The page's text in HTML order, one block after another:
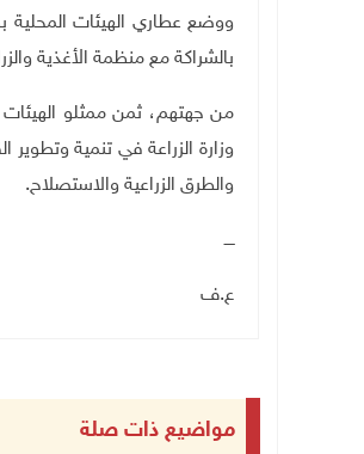
ووضع عطاري الهيئات المحلية
بالشراكة مع منظمة الأغذية
من جهتهم، ثمن ممثلو الهيئات
وزارة الزراعة في تنمية وتطوير
والطرق الزراعية والاستصلاح.
ــــ
ع.ف
مواضيع ذات صلة